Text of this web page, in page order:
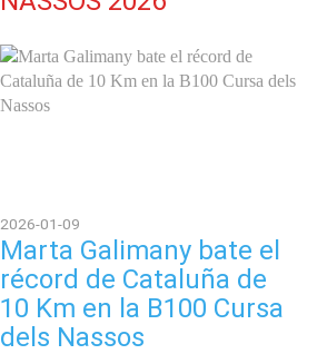
2026-01-09
Marta Galimany bate el
récord de Cataluña de
10 Km en la B100 Cursa
dels Nassos